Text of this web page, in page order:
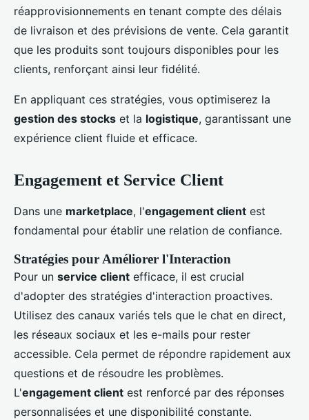
réapprovisionnements en tenant compte des délais
de livraison et des prévisions de vente. Cela garantit
que les produits sont toujours disponibles pour les
clients, renforçant ainsi leur fidélité.
En appliquant ces stratégies, vous optimiserez la
gestion des stocks et la logistique, garantissant une
expérience client fluide et efficace.
Engagement et Service Client
Dans une marketplace, l'engagement client est
fondamental pour établir une relation de confiance.
Stratégies pour Améliorer l'Interaction
Pour un service client efficace, il est crucial
d'adopter des stratégies d'interaction proactives.
Utilisez des canaux variés tels que le chat en direct,
les réseaux sociaux et les e-mails pour rester
accessible. Cela permet de répondre rapidement aux
questions et de résoudre les problèmes.
L'engagement client est renforcé par des réponses
personnalisées et une disponibilité constante.